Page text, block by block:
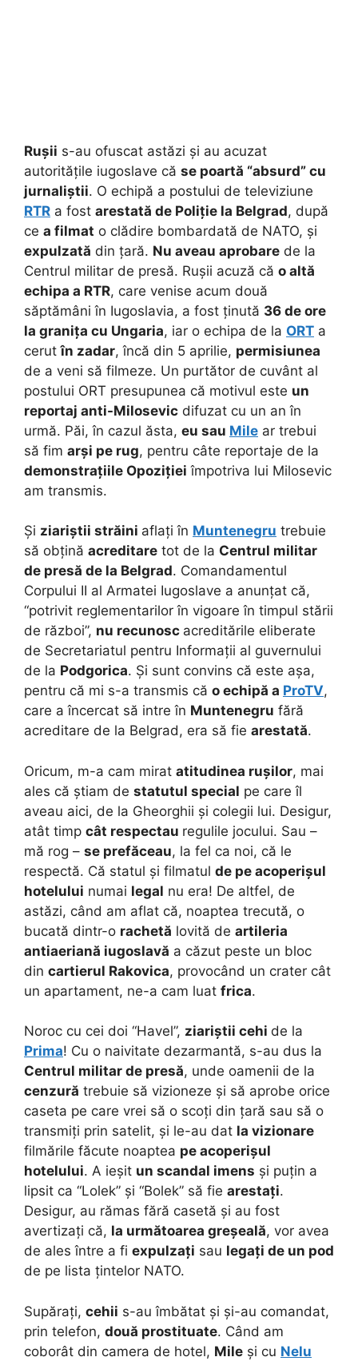
Rușii s-au ofuscat astăzi și au acuzat
autoritățile iugoslave că se poartă “absurd” cu
jurnaliștii. O echipă a postului de televiziune
RTR a fost arestată de Poliție la Belgrad, după
ce a filmat o clădire bombardată de NATO, și
expulzată din țară. Nu aveau aprobare de la
Centrul militar de presă. Rușii acuză că o altă
echipa a RTR, care venise acum două
săptămâni în Iugoslavia, a fost ținută 36 de ore
la granița cu Ungaria, iar o echipa de la ORT a
cerutîn zadar, încă din 5 aprilie, permisiunea
de a veni să filmeze. Un purtător de cuvânt al
postului ORT presupunea că motivul este un
reportaj anti-Milosevic difuzat cu un an în
urmă. Păi, în cazul ăsta, eu sau Mile ar trebui
să fim arși pe rug, pentru câte reportaje de la
demonstrațiile Opoziției împotriva lui Milosevic
am transmis.
Și ziariștii străini aflați în Muntenegru trebuie
să obțină acreditare tot de la Centrul militar
de presă de la Belgrad. Comandamentul
Corpului II al Armatei Iugoslave a anunțat că,
“potrivit reglementarilor în vigoare în timpul stării
de război”, nu recunosc acreditările eliberate
de Secretariatul pentru Informații al guvernului
de la Podgorica. Și sunt convins că este așa,
pentru că mi s-a transmis că o echipă a ProTV,
care a încercat să intre în Muntenegru fără
acreditare de la Belgrad, era să fie arestată.
Oricum, m-a cam mirat atitudinea rușilor, mai
ales că știam de statutul special pe care îl
aveau aici, de la Gheorghii și colegii lui. Desigur,
atât timp cât respectau regulile jocului. Sau –
mă rog – se prefăceau, la fel ca noi, că le
respectă. Că statul și filmatul de pe acoperișul
hotelului numai legal nu era! De altfel, de
astăzi, când am aflat că, noaptea trecută, o
bucată dintr-o rachetă lovită de artileria
antiaeriană iugoslavă a căzut peste un bloc
din cartierul Rakovica, provocând un crater cât
un apartament, ne-a cam luat frica.
Noroc cu cei doi “Havel”, ziariștii cehi de la
Prima! Cu o naivitate dezarmantă, s-au dus la
Centrul militar de presă, unde oamenii de la
cenzură trebuie să vizioneze și să aprobe orice
caseta pe care vrei să o scoți din țară sau să o
transmiți prin satelit, și le-au dat la vizionare
filmările făcute noaptea pe acoperișul
hotelului. A ieșit un scandal imens și puțin a
lipsit ca “Lolek” și “Bolek” să fie arestați.
Desigur, au rămas fără casetă și au fost
avertizați că, la următoarea greșeală, vor avea
de ales între a fi expulzați sau legați de un pod
de pe lista țintelor NATO.
Supărați, cehii s-au îmbătat și și-au comandat,
prin telefon, două prostituate. Când am
coborât din camera de hotel, Mile și cu Nelu